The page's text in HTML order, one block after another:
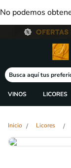
No podemos
Busca aquí tus
VINOS LICORES
Licores